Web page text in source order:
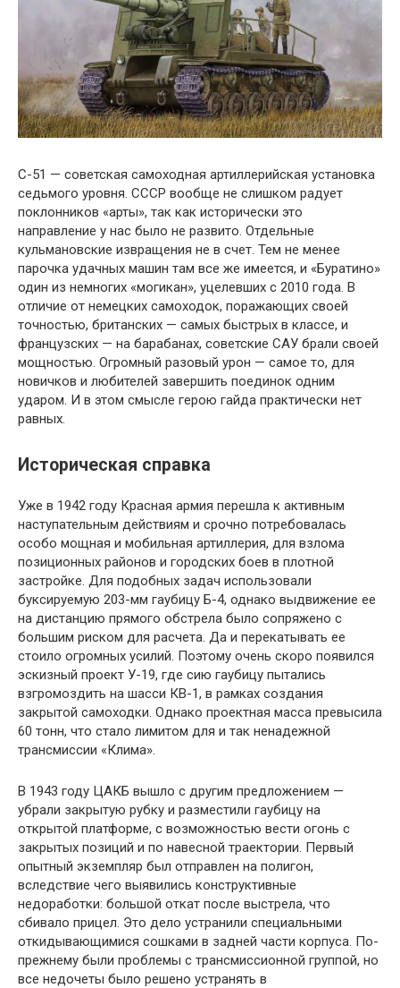
С-51 — советская самоходная артиллерийская установка
седьмого уровня. СССР вообще не слишком радует
поклонников «арты», так как исторически это
направление у нас было не развито. Отдельные
кульмановские извращения не в счет. Тем не менее
парочка удачных машин там все же имеется, и «Буратино»
один из немногих «могикан», уцелевших с 2010 года. В
отличие от немецких самоходок, поражающих своей
точностью, британских — самых быстрых в классе, и
французских — на барабанах, советские САУ брали своей
мощностью. Огромный разовый урон — самое то, для
новичков и любителей завершить поединок одним
ударом. И в этом смысле герою гайда практически нет
равных.
Историческая справка
Уже в 1942 году Красная армия перешла к активным
наступательным действиям и срочно потребовалась
особо мощная и мобильная артиллерия, для взлома
позиционных районов и городских боев в плотной
застройке. Для подобных задач использовали
буксируемую 203-мм гаубицу Б-4, однако выдвижение ее
на дистанцию прямого обстрела было сопряжено с
большим риском для расчета. Да и перекатывать ее
стоило огромных усилий. Поэтому очень скоро появился
эскизный проект У-19, где сию гаубицу пытались
взгромоздить на шасси КВ-1, в рамках создания
закрытой самоходки. Однако проектная масса превысила
60 тонн, что стало лимитом для и так ненадежной
трансмиссии «Клима».
В 1943 году ЦАКБ вышло с другим предложением —
убрали закрытую рубку и разместили гаубицу на
открытой платформе, с возможностью вести огонь с
закрытых позиций и по навесной траектории. Первый
опытный экземпляр был отправлен на полигон,
вследствие чего выявились конструктивные
недоработки: большой откат после выстрела, что
сбивало прицел. Это дело устранили специальными
откидывающимися сошками в задней части корпуса. По-
прежнему были проблемы с трансмиссионной группой, но
все недочеты было решено устранять в